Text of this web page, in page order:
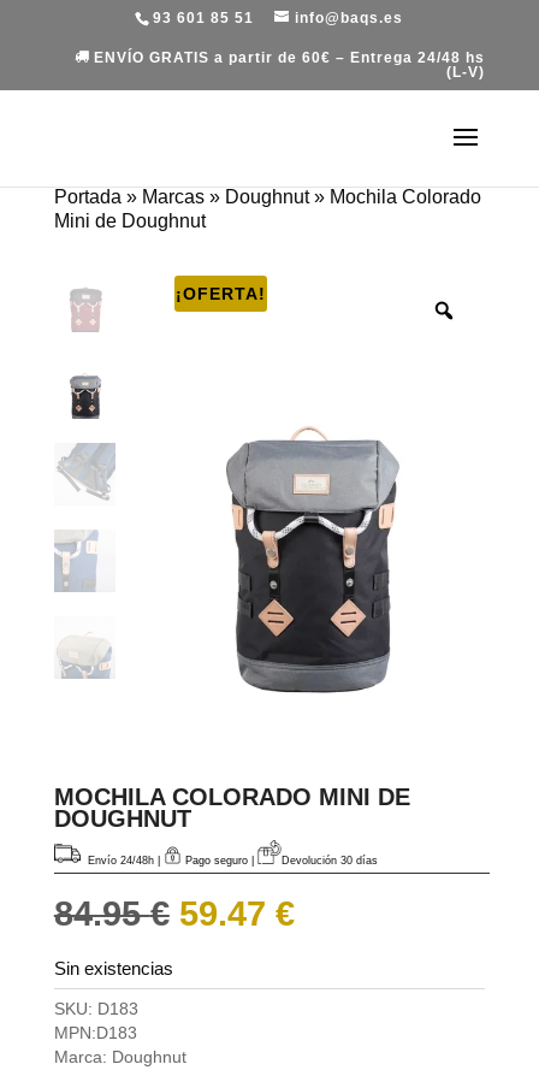
93 601 85 51 info@baqs.es
ENVÍO GRATIS a partir de 60€ – Entrega 24/48 hs
(L-V)
Portada » Marcas» Doughnut» Mochila Colorado
Mini de Doughnut
¡OFERTA!
MOCHILA COLORADO MINI DE
DOUGHNUT
Envío 24/48h| Pago seguro | Devolución 30 días
84.95€ El
precio
era:
59.47 €El
es:
Sin existencias
SKU: D183
MPN:D183
Marca: Doughnut